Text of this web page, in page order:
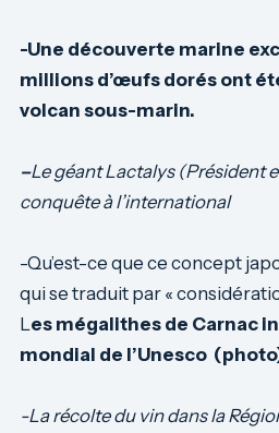
-Une découverte marine
millions d’œufs dorés ont
volcan sous-marin.
–Le géant Lactalys (Président
conquête à l’international
-Qu’est-ce que ce concept
qui se traduit par «
Les mégalithes de Carnac
mondial de l’Unesco
-La récolte du vin dans la